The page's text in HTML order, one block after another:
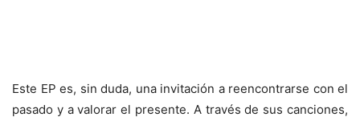
Este EP es, sin duda, una invitación a reencontrarse con el
pasado y a valorar el presente. A través de sus canciones,